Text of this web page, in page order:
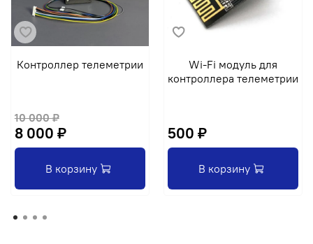
Контроллер телеметрии
10 000 ₽
8 000 ₽
В корзину
Wi-Fi модуль для
контроллера телеметрии
500 ₽
В корзину